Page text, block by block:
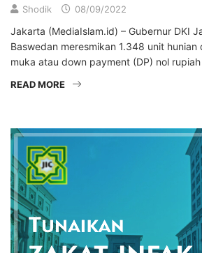
Shodik 08/09/2022
Jakarta (MediaIslam.id) – Gubernur DKI
Baswedan meresmikan 1.348 unit hunian
muka atau down payment (DP) nol
READ MORE